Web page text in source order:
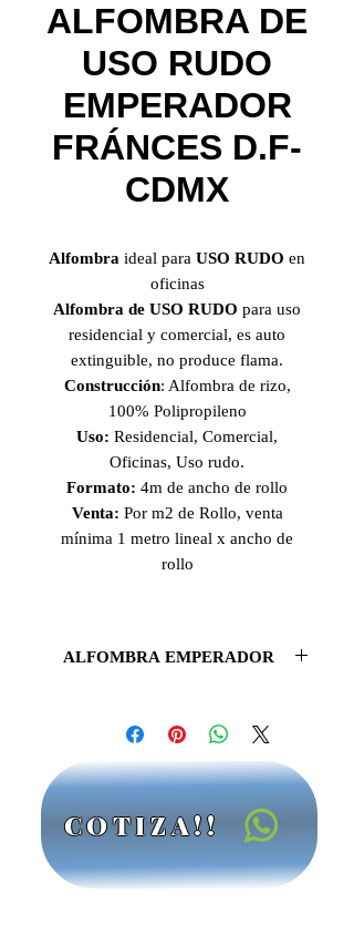
ALFOMBRA DE
USO RUDO
EMPERADOR
FRÁNCES D.F-
CDMX
Alfombra ideal para USO RUDO en
oficinas
Alfombra de USO RUDO para uso
residencial y comercial, es auto
extinguible, no produce flama.
Construcción: Alfombra de rizo,
100% Polipropileno
Uso: Residencial, Comercial,
Oficinas, Uso rudo.
Formato: 4m de ancho de rollo
Venta: Por m2 de Rollo, venta
mínima 1 metro lineal x ancho de
rollo
ALFOMBRA EMPERADOR
colección de alfombras Emperador es
perfecta para crear espacios únicos y
sofisticados en tu oficina, además es
Base: 100% polipropileno,
autoextinguible no produce flama,
Altura de pelo: 3mm, Altura total:
5mm
COTIZA!!